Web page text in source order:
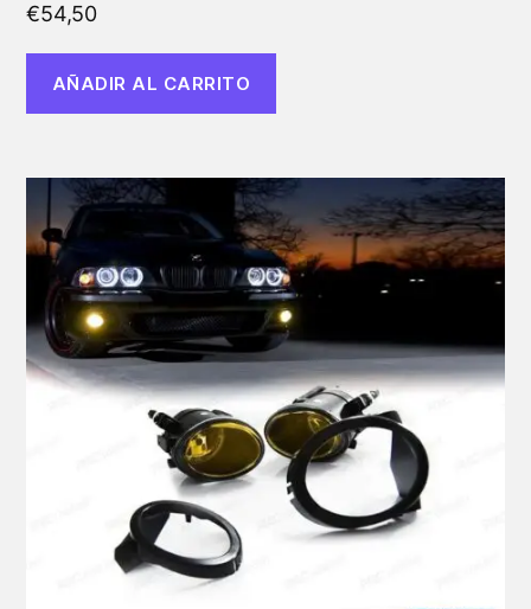
€54,50
AÑADIR AL CARRITO